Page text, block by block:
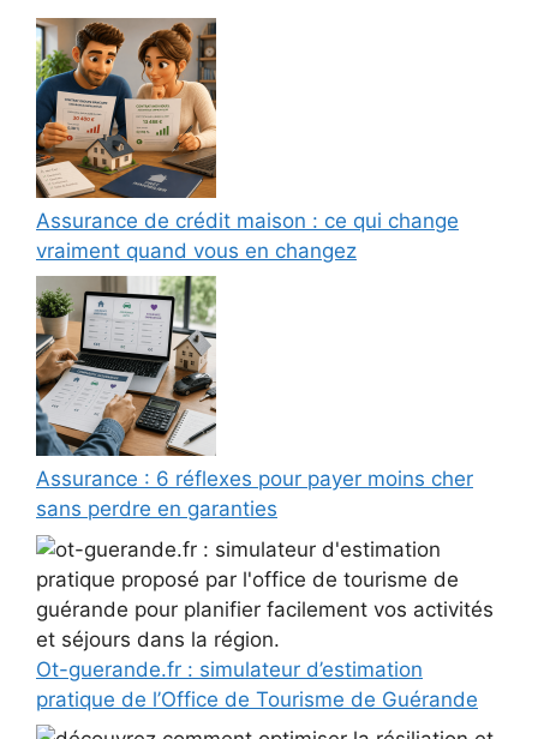
Assurance de crédit maison : ce qui change
vraiment quand vous en changez
Assurance : 6 réflexes pour payer moins cher
sans perdre en garanties
Ot-guerande.fr : simulateur d’estimation
pratique de l’Office de Tourisme de Guérande